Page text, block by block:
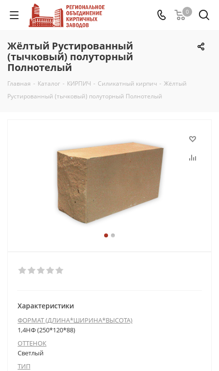
0
Жёлтый Рустированный
(тычковый) полуторный
Полнотелый
Главная - Каталог - КИРПИЧ - Силикатный кирпич - Жёлтый
Рустированный (тычковый) полуторный Полнотелый
Характеристики
ФОРМАТ (ДЛИНА*ШИРИНА*ВЫСОТА)
1,4НФ (250*120*88)
ОТТЕНОК
Светлый
ТИП